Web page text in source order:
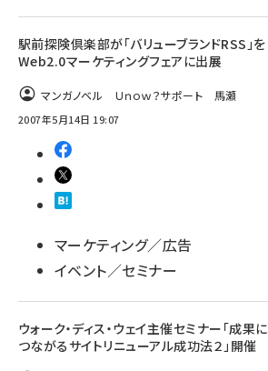
駅前探険倶楽部が「バリューブランドRSS」を
Web2.0マーケティングフェアに出展
マンガノベル Ｕｎｏｗ？サポート 馬瀬
2007年5月14日 19:07
マーケティング／広告
イベント／セミナー
ウォーク・ディス・ウェイ主催セミナー「成果に
つながるサイトリニューアル成功法２」開催